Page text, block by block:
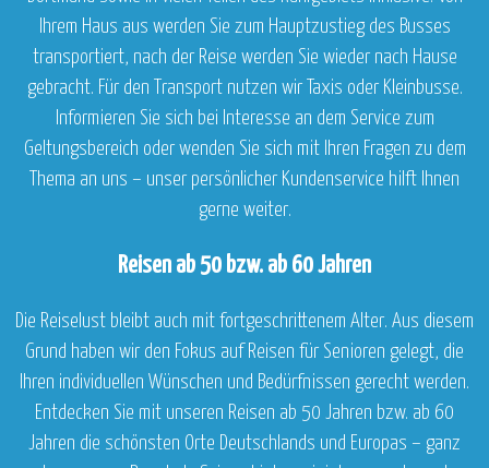
Ihrem Haus aus werden Sie zum Hauptzustieg des Busses
transportiert, nach der Reise werden Sie wieder nach Hause
gebracht. Für den Transport nutzen wir Taxis oder Kleinbusse.
Informieren Sie sich bei Interesse an dem Service zum
Geltungsbereich oder wenden Sie sich mit Ihren Fragen zu dem
Thema an uns – unser persönlicher Kundenservice hilft Ihnen
gerne weiter.
Reisen ab 50 bzw. ab 60 Jahren
Die Reiselust bleibt auch mit fortgeschrittenem Alter. Aus diesem
Grund haben wir den Fokus auf Reisen für Senioren gelegt, die
Ihren individuellen Wünschen und Bedürfnissen gerecht werden.
Entdecken Sie mit unseren Reisen ab 50 Jahren bzw. ab 60
Jahren die schönsten Orte Deutschlands und Europas – ganz